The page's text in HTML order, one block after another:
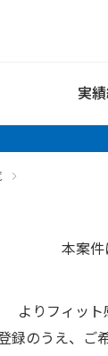
実
本案件
よりフィッ
録のうえ、 ご